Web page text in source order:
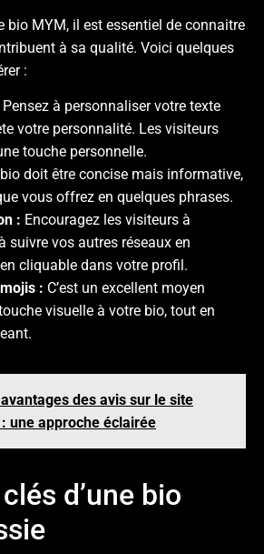
bio MYM, il est essentiel de connaitre
à sa qualité. Voici quelques
:
Pensez à personnaliser votre texte
votre personnalité. Les visiteurs
touche personnelle.
doit être concise mais informative,
vous offrez en quelques phrases.
: Encouragez les visiteurs à
suivre vos autres réseaux en
cliquable dans votre profil.
: C’est un excellent moyen
visuelle à votre bio, tout en
avantages des avis sur le site
une approche éclairée
d’une bio